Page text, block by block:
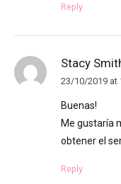
Reply
Stacy
23/10/2019 at
Buenas!
Me gustaría
obtener el
Reply